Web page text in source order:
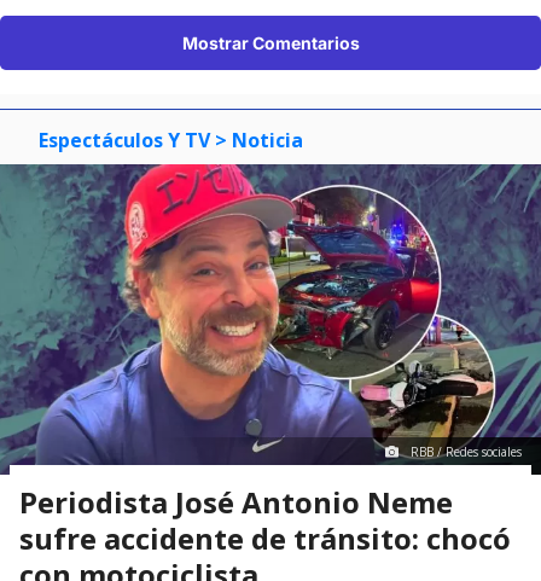
Mostrar Comentarios
Espectáculos Y TV > Noticia
RBB / Redes sociales
Periodista José Antonio Neme
sufre accidente de tránsito: chocó